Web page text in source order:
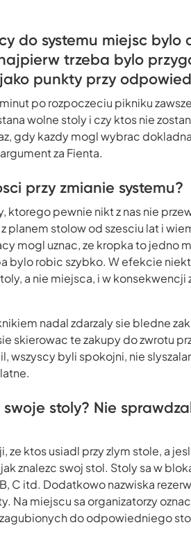
do systemu miejsc bylo
trzeba bylo
punkty przy
po rozpoczeciu pikniku
wolne stoly i czy ktos nie
gdy kazdy mogl wybrac
za Fienta.
przy zmianie systemu?
ktorego pewnie nikt z nas nie
planem stolow od szesciu lat i
mogl uznac, ze kropka to jedno
bylo robic szybko. W efekcie
a nie miejsca, i w
nadal zdarzaly sie bledne
skierowac te zakupy do zwrotu
wszyscy byli spokojni, nie
stoly? Nie
ktos usiadl przy zlym stole, a
znalezc swoj stol. Stoly sa w
C itd. Dodatkowo nazwiska
Na miejscu sa organizatorzy
do odpowiedniego